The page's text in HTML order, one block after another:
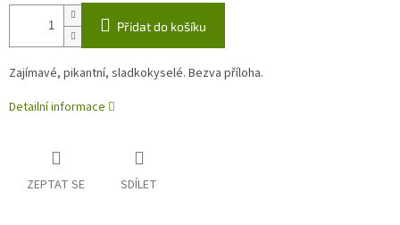
Přidat do košíku
Zajímavé, pikantní, sladkokyselé. Bezva příloha.
Detailní informace
ZEPTAT SE SDÍLET